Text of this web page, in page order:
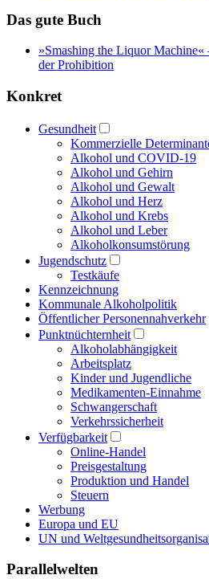
Das gute Buch
»Smashing the Liquor Machine«
der Prohibition
Konkret
Gesundheit
Kommerzielle
Alkohol und COVID-19
Alkohol und Gehirn
Alkohol und Gewalt
Alkohol und Herz
Alkohol und Krebs
Alkohol und Leber
Alkoholkonsumstörung
Jugendschutz
Testkäufe
Kennzeichnung
Kommunale Alkoholpolitik
Öffentlicher Personennahverkehr
Punktnüchternheit
Alkoholabhängigkeit
Arbeitsplatz
Kinder und Jugendliche
Medikamenten-Einnahme
Schwangerschaft
Verkehrssicherheit
Verfügbarkeit
Online-Handel
Preisgestaltung
Produktion und Handel
Steuern
Werbung
Europa und EU
UN und
Parallelwelten